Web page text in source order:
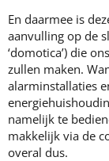
En daarmee is
aanvulling op de
‘domotica’) die
zullen maken.
alarminstallaties
namelijk te
makkelijk via de
overal dus.